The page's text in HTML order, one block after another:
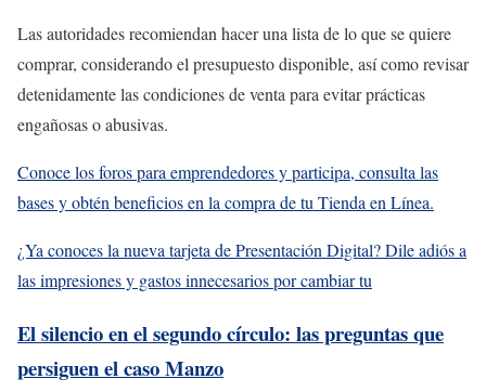
Las autoridades recomiendan hacer una lista de lo que se quiere
comprar, considerando el presupuesto disponible, así como revisar
detenidamente las condiciones de venta para evitar prácticas
engañosas o abusivas.
Conoce los foros para emprendedores y participa, consulta las
bases y obtén beneficios en la compra de tu Tienda en Línea.
¿Ya conoces la nueva tarjeta de Presentación Digital? Dile adiós a
las impresiones y gastos innecesarios por cambiar tu
El silencio en el segundo círculo: las preguntas que
persiguen el caso Manzo